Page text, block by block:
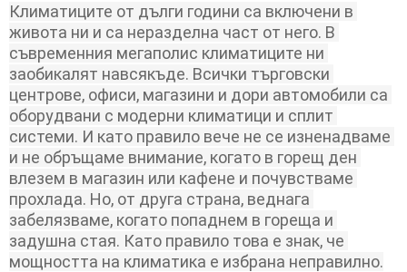
Климатиците от дълги години са включени в
живота ни и са неразделна част от него. В
съвременния мегаполис климатиците ни
заобикалят навсякъде. Всички търговски
центрове, офиси, магазини и дори автомобили са
оборудвани с модерни климатици и сплит
системи. И като правило вече не се изненадваме
и не обръщаме внимание, когато в горещ ден
влезем в магазин или кафене и почувстваме
прохлада. Но, от друга страна, веднага
забелязваме, когато попаднем в гореща и
задушна стая. Като правило това е знак, че
мощността на климатика е избрана неправилно.